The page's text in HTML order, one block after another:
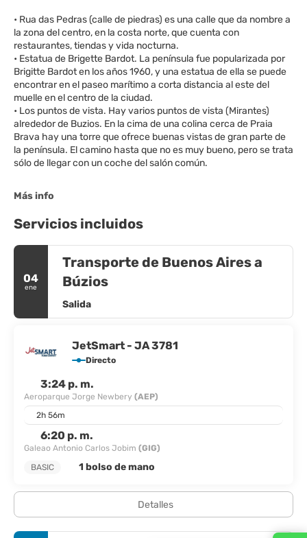
• Rua das Pedras (calle de piedras) es una calle que da nombre a
la zona del centro, en la costa norte, que cuenta con
restaurantes, tiendas y vida nocturna.
• Estatua de Brigette Bardot. La península fue popularizada por
Brigitte Bardot en los años 1960, y una estatua de ella se puede
encontrar en el paseo marítimo a corta distancia al este del
muelle en el centro de la ciudad.
• Los puntos de vista. Hay varios puntos de vista (Mirantes)
alrededor de Buzios. En la cima de una colina cerca de Praia
Brava hay una torre que ofrece buenas vistas de gran parte de
la península. El camino hasta que no es muy bueno, pero se trata
sólo de llegar con un coche del salón común.
Más info
Servicios incluidos
04
ene
Transporte de Buenos Aires a
Búzios
Salida
JetSmart - JA 3781
Directo
3:24 p. m.
Aeroparque Jorge Newbery (AEP)
2h 56m
6:20 p. m.
Galeao Antonio Carlos Jobim (GIG)
BASIC
1 bolso de mano
Detalles